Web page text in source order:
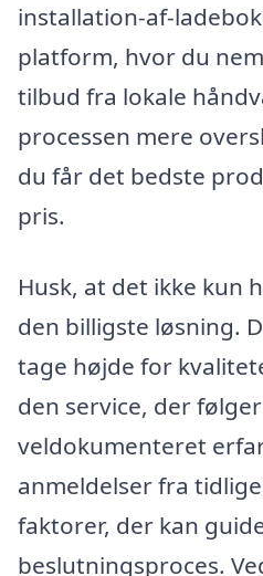
installation-af-
platform, hvor du
tilbud fra lokale
processen mere
du får det bedste
pris.
Husk, at det ikke kun
den billigste løsning.
tage højde for
den service, der
veldokumenteret
anmeldelser fra
faktorer, der kan
beslutningsproces.